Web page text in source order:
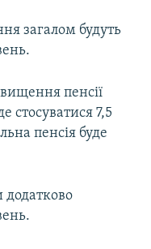
загалом будуть
пенсії
стосуватися 7,5
пенсія буде